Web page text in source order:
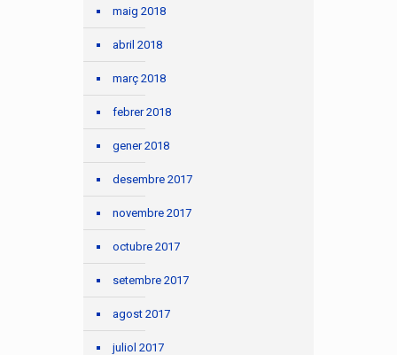
maig 2018
abril 2018
març 2018
febrer 2018
gener 2018
desembre 2017
novembre 2017
octubre 2017
setembre 2017
agost 2017
juliol 2017